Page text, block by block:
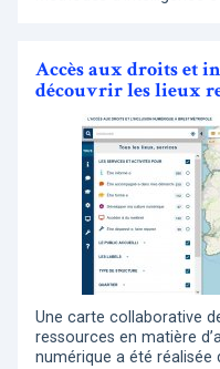
Accès aux droits et
découvrir les lieux
Une carte collaborative
ressources en matière
numérique a été réalisée